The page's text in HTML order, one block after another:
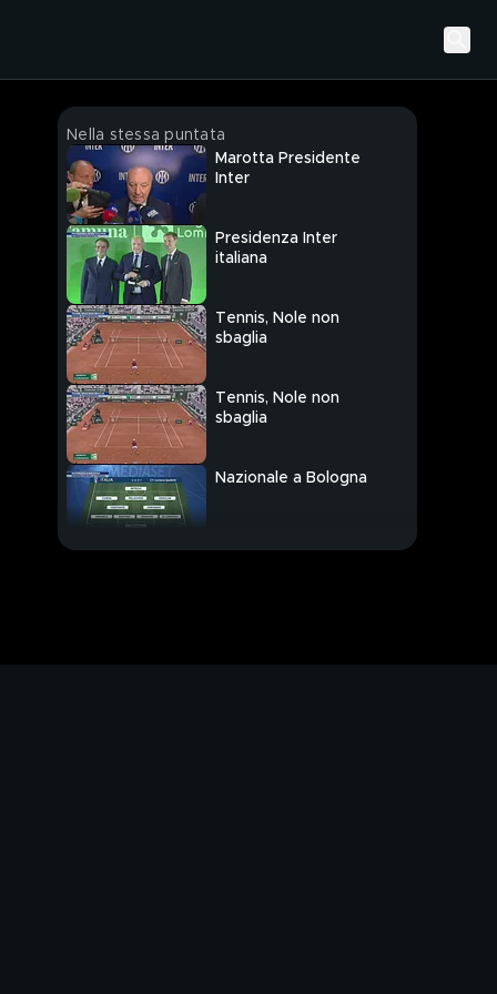
Nella stessa puntata
Marotta Presidente
Inter
Presidenza Inter
italiana
Tennis, Nole non
sbaglia
Tennis, Nole non
sbaglia
Nazionale a Bologna